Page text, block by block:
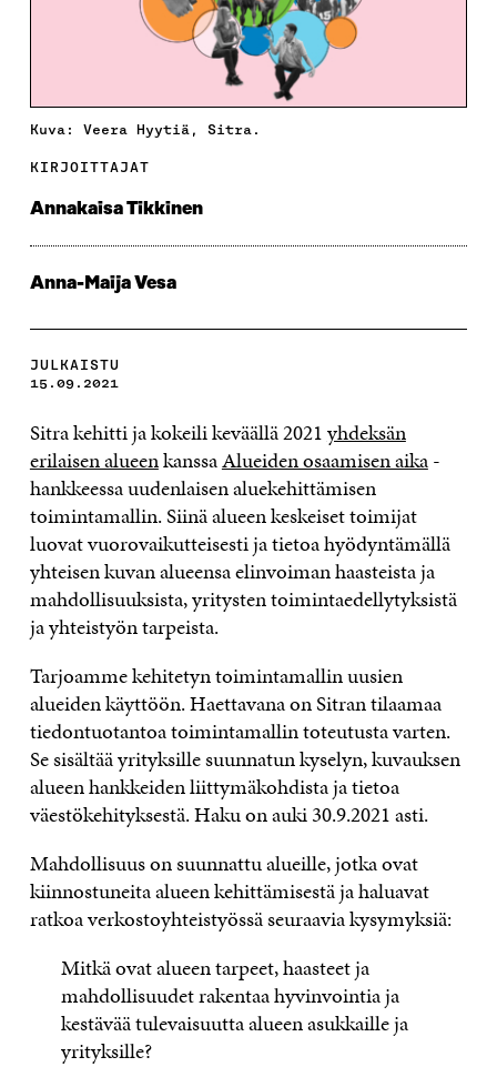
Kuva: Veera Hyytiä, Sitra.
KIRJOITTAJAT
Annakaisa Tikkinen
Anna-Maija Vesa
JULKAISTU
15.09.2021
Sitra kehitti ja kokeili keväällä 2021yhdeksän
erilaisen alueenkanssaAlueiden osaamisen aika-
hankkeessa uudenlaisen aluekehittämisen
toimintamallin. Siinä alueen keskeiset toimijat
luovat vuorovaikutteisesti ja tietoa hyödyntämällä
yhteisen kuvan alueensa elinvoiman haasteista ja
mahdollisuuksista, yritysten toimintaedellytyksistä
ja yhteistyön tarpeista.
Tarjoamme kehitetyn toimintamallin uusien
alueiden käyttöön. Haettavana on Sitran tilaamaa
tiedontuotantoa toimintamallin toteutusta varten.
Se sisältää yrityksille suunnatun kyselyn, kuvauksen
alueen hankkeiden liittymäkohdista ja tietoa
väestökehityksestä. Haku on auki 30.9.2021 asti.
Mahdollisuus on suunnattu alueille, jotka ovat
kiinnostuneita alueen kehittämisestä ja haluavat
ratkoa verkostoyhteistyössä seuraavia kysymyksiä:
Mitkä ovat alueen tarpeet, haasteet ja
mahdollisuudet rakentaa hyvinvointia ja
kestävää tulevaisuutta alueen asukkaille ja
yrityksille?